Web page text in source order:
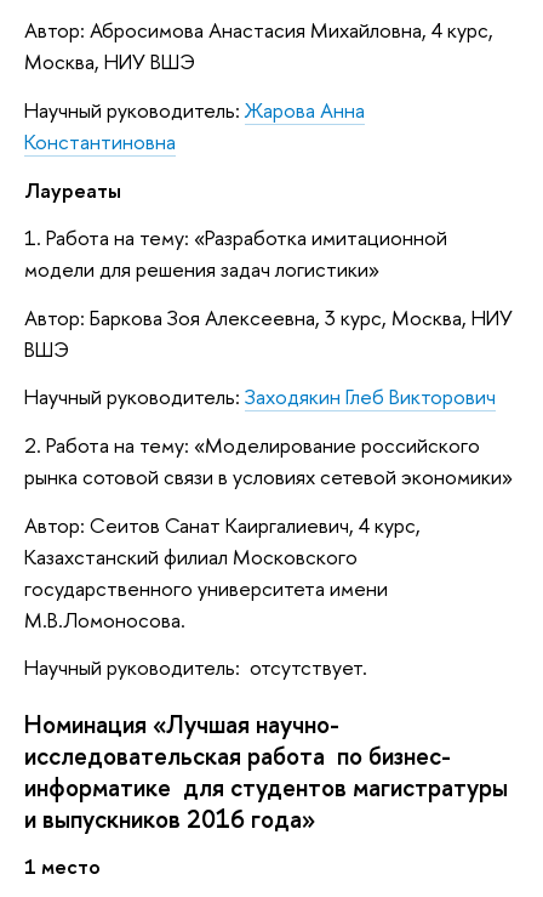
Автор: Абросимова Анастасия Михайловна, 4 курс,
Москва, НИУ ВШЭ
Научный руководитель:Жарова Анна
Константиновна
Лауреаты
1. Работа на тему: «Разработка имитационной
модели для решения задач логистики»
Автор: Баркова Зоя Алексеевна, 3 курс, Москва, НИУ
ВШЭ
Научный руководитель: Заходякин Глеб Викторович
2. Работа на тему: «Моделирование российского
рынка сотовой связи в условиях сетевой экономики»
Автор: Сеитов Санат Каиргалиевич, 4 курс,
Казахстанский филиал Московского
государственного университета имени
М.В.Ломоносова.
Научный руководитель: отсутствует.
Номинация «Лучшая научно-
исследовательская работа по бизнес-
информатике для студентов магистратуры
и выпускников 2016 года»
1 место